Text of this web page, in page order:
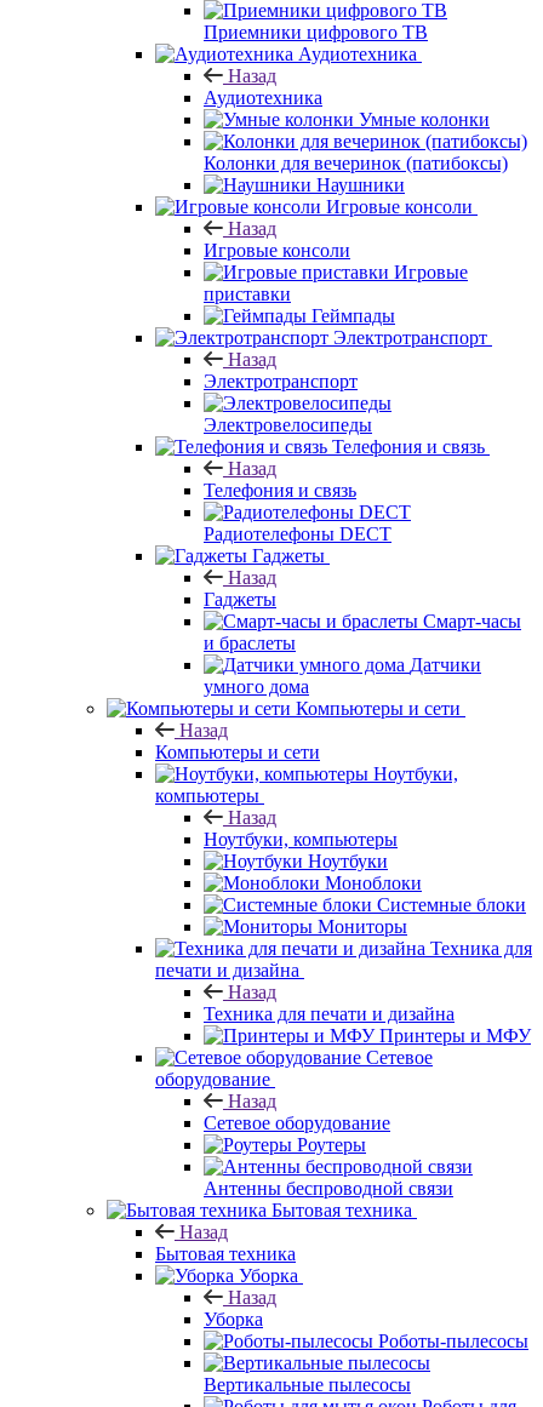
Приемники цифрового ТВ
Аудиотехника
Назад
Аудиотехника
Умные колонки
Колонки для вечеринок (патибоксы)
Наушники
Игровые консоли
Назад
Игровые консоли
Игровые
приставки
Геймпады
Электротранспорт
Назад
Электротранспорт
Электровелосипеды
Телефония и связь
Назад
Телефония и связь
Радиотелефоны DECT
Гаджеты
Назад
Гаджеты
Смарт-часы
и браслеты
Датчики
умного дома
Компьютеры и сети
Назад
Компьютеры и сети
Ноутбуки,
компьютеры
Назад
Ноутбуки, компьютеры
Ноутбуки
Моноблоки
Системные блоки
Мониторы
Техника для
печати и дизайна
Назад
Техника для печати и дизайна
Принтеры и МФУ
Сетевое
оборудование
Назад
Сетевое оборудование
Роутеры
Антенны беспроводной связи
Бытовая техника
Назад
Бытовая техника
Уборка
Назад
Уборка
Роботы-пылесосы
Вертикальные пылесосы